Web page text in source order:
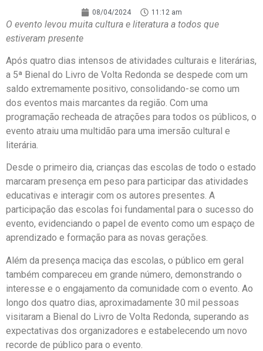
08/04/2024 11:12 am
O evento levou muita cultura e literatura a todos que
estiveram presente
Após quatro dias intensos de atividades culturais e literárias,
a 5ª Bienal do Livro de Volta Redonda se despede com um
saldo extremamente positivo, consolidando-se como um
dos eventos mais marcantes da região. Com uma
programação recheada de atrações para todos os públicos, o
evento atraiu uma multidão para uma imersão cultural e
literária.
Desde o primeiro dia, crianças das escolas de todo o estado
marcaram presença em peso para participar das atividades
educativas e interagir com os autores presentes. A
participação das escolas foi fundamental para o sucesso do
evento, evidenciando o papel de evento como um espaço de
aprendizado e formação para as novas gerações.
Além da presença maciça das escolas, o público em geral
também compareceu em grande número, demonstrando o
interesse e o engajamento da comunidade com o evento. Ao
longo dos quatro dias, aproximadamente 30 mil pessoas
visitaram a Bienal do Livro de Volta Redonda, superando as
expectativas dos organizadores e estabelecendo um novo
recorde de público para o evento.